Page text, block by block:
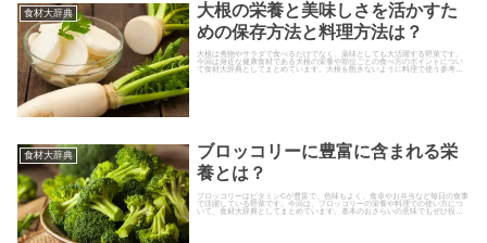
食材大辞典
大根の栄養と美味しさを活かすた
めの保存方法と料理方法は？
大根は煮物やサラダで食べるだけでなく、薬味としても大活躍する野菜です。
今回は身近な健康食材である大根の栄養や部位ごとの食べ方のポイントについ
て食材大辞典としてまとめています。大根を飽きないように料理で使う参考に
食材大辞典
ブロッコリーに豊富に含まれる栄
養とは？
ブロッコリーはビタミンCが豊富で、色味もよく、食卓やお弁当など毎日の食事
で活躍している野菜です。今回は、ブロッコリーの栄養や料理での使い方につ
いて、食材大辞典としてまとめています。基本のおさらいの意味でもぜひ役立